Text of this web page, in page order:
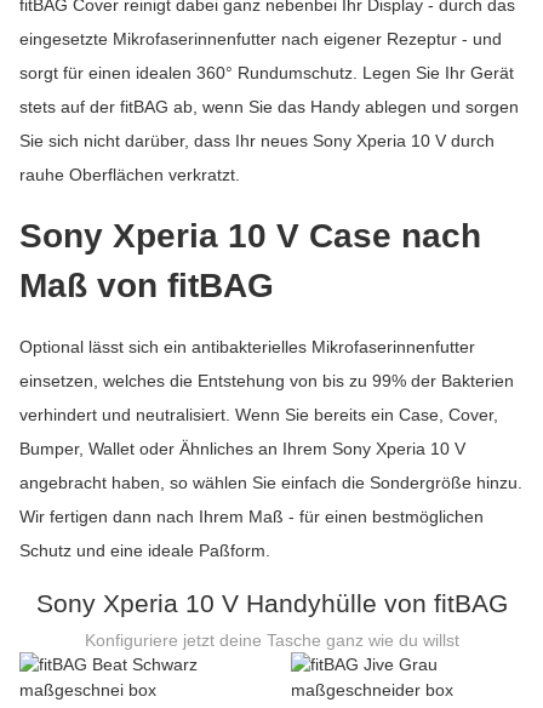
fitBAG Cover reinigt dabei ganz nebenbei Ihr Display - durch das
eingesetzte Mikrofaserinnenfutter nach eigener Rezeptur - und
sorgt für einen idealen 360° Rundumschutz. Legen Sie Ihr Gerät
stets auf der fitBAG ab, wenn Sie das Handy ablegen und sorgen
Sie sich nicht darüber, dass Ihr neues Sony Xperia 10 V durch
rauhe Oberflächen verkratzt.
Sony Xperia 10 V Case nach
Maß von fitBAG
Optional lässt sich ein antibakterielles Mikrofaserinnenfutter
einsetzen, welches die Entstehung von bis zu 99% der Bakterien
verhindert und neutralisiert. Wenn Sie bereits ein Case, Cover,
Bumper, Wallet oder Ähnliches an Ihrem Sony Xperia 10 V
angebracht haben, so wählen Sie einfach die Sondergröße hinzu.
Wir fertigen dann nach Ihrem Maß - für einen bestmöglichen
Schutz und eine ideale Paßform.
Sony Xperia 10 V Handyhülle von fitBAG
Konfiguriere jetzt deine Tasche ganz wie du willst